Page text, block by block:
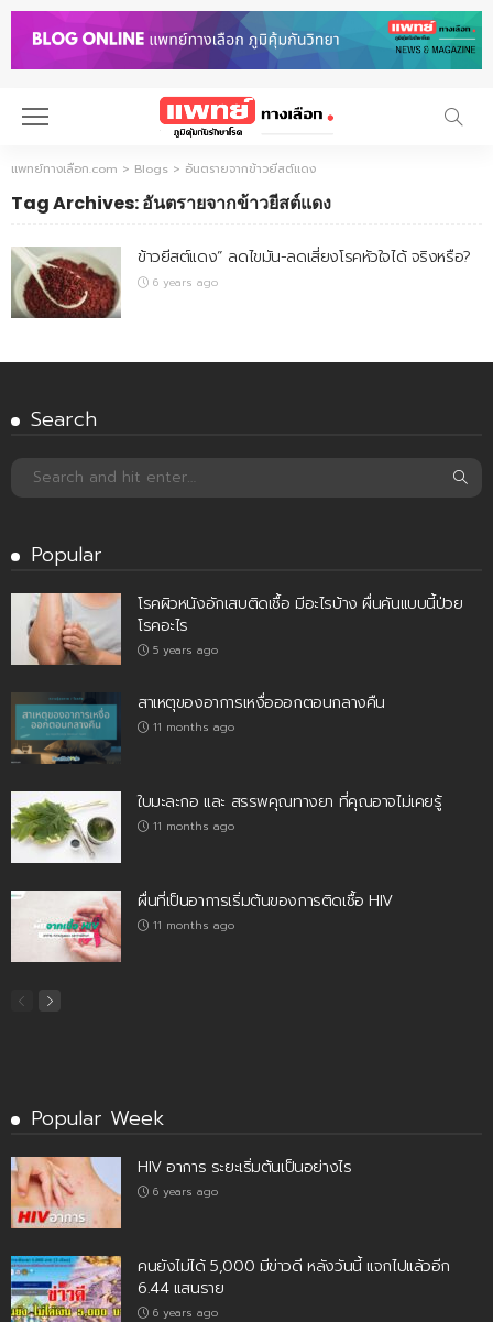
แพทย์ทางเลือก.com > Blogs > อันตรายจากข้าวยีสต์แดง
Tag Archives: อันตรายจากข้าวยีสต์แดง
ข้าวยีสต์แดง” ลดไขมัน-ลดเสี่ยงโรคหัวใจได้ จริงหรือ?
6 years ago
Search
Popular
โรคผิวหนังอักเสบติดเชื้อ มีอะไรบ้าง ผื่นคันแบบนี้ป่วย
โรคอะไร
5 years ago
สาเหตุของอาการเหงื่อออกตอนกลางคืน
11 months ago
ใบมะละกอ และ สรรพคุณทางยา ที่คุณอาจไม่เคยรู้
11 months ago
ผื่นที่เป็นอาการเริ่มต้นของการติดเชื้อ HIV
11 months ago
Popular Week
HIV อาการ ระยะเริ่มต้นเป็นอย่างไร
6 years ago
คนยังไม่ได้ 5,000 มีข่าวดี หลังวันนี้ แจกไปแล้วอีก
6.44 แสนราย
6 years ago